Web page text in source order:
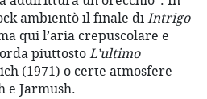
ambientò il finale diIntrigo
qui l’aria crepuscolare e
piuttostoL’ultimo
(1971) o certe atmosfere
e Jarmush.